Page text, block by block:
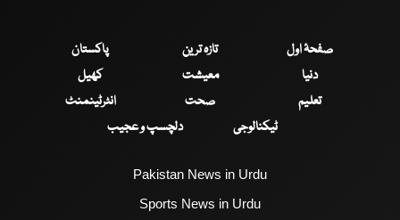
صفحۂ اول تازہ ترین
پاکستان
دنیا
معیشت
کھیل
تعلیم
صحت
انٹرٹینمنٹ
ٹیکنالوجی
دلچسپ و عجیب
Pakistan News in Urdu
Sports News in Urdu